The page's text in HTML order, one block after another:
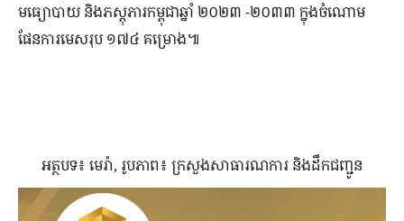
មធ្យោបាយ និង​ភស្តុភារ​កម្ពុជា​ឆ្នាំ ២០២៣ -២០៣៣ ក្នុង​ចំណោម​
ផែនការ​មេ​សរុប​ ១៧៤ គម្រោង៕
អត្ថបទ៖ មេរ៉ា, រូបភាព៖ ក្រសួងសាធារណការ និងដឹកជញ្ជូន